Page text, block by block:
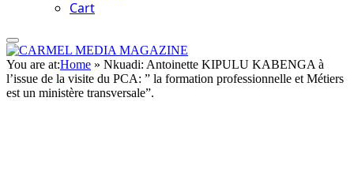
Cart
You are at:Home » Nkuadi: Antoinette KIPULU KABENGA à
l’issue de la visite du PCA: ” la formation professionnelle et Métiers
est un ministère transversale”.